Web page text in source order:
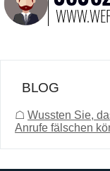
BLOG
☖ Wussten Sie,
Anrufe fälschen